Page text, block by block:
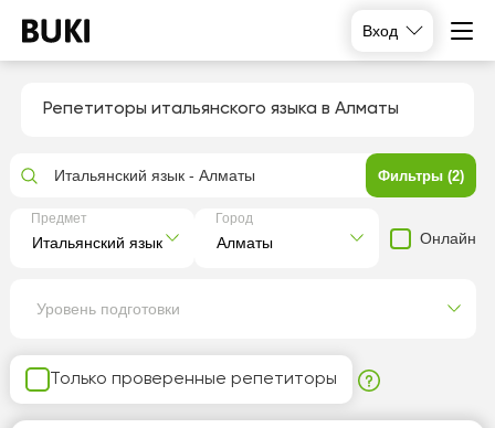
Вход
Репетиторы итальянского языка в Алматы
Только проверенные репетиторы
Итальянский язык - Алматы Фильтры (2)
Предмет Город
Онлайн
Уровень подготовки